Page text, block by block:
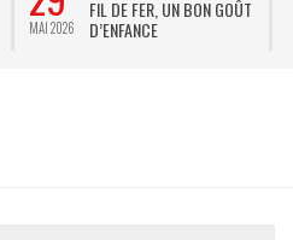
MAI 2026
FIL DE FER, UN BON GOÛT
D’ENFANCE